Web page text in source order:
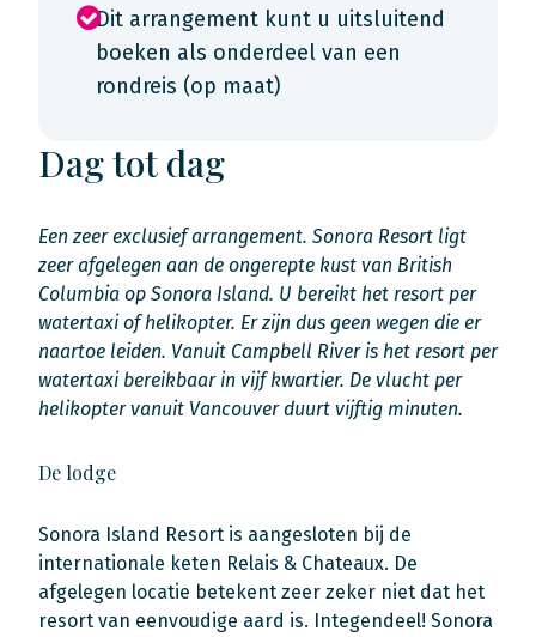
Dit arrangement kunt u uitsluitend
boeken als onderdeel van een
rondreis (op maat)
Dag tot dag
Een zeer exclusief arrangement. Sonora Resort ligt
zeer afgelegen aan de ongerepte kust van British
Columbia op Sonora Island. U bereikt het resort per
watertaxi of helikopter. Er zijn dus geen wegen die er
naartoe leiden. Vanuit Campbell River is het resort per
watertaxi bereikbaar in vijf kwartier. De vlucht per
helikopter vanuit Vancouver duurt vijftig minuten.
De lodge
Sonora Island Resort is aangesloten bij de
internationale keten Relais & Chateaux. De
afgelegen locatie betekent zeer zeker niet dat het
resort van eenvoudige aard is. Integendeel! Sonora